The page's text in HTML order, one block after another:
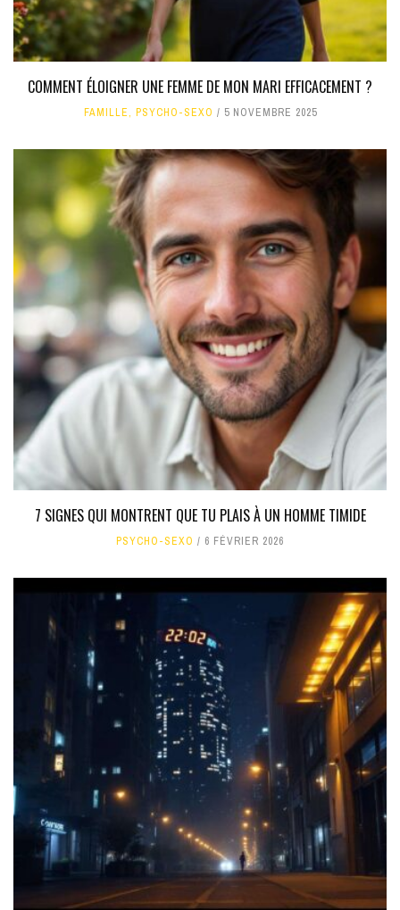
COMMENT ÉLOIGNER UNE FEMME DE MON MARI EFFICACEMENT ?
FAMILLE, PSYCHO-SEXO 5 NOVEMBRE 2025
7 SIGNES QUI MONTRENT QUE TU PLAIS À UN HOMME TIMIDE
PSYCHO-SEXO 6 FÉVRIER 2026